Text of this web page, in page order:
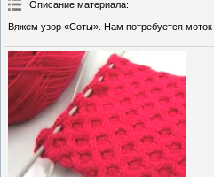
Описание материала:
Вяжем узор «Соты». Нам потребуется